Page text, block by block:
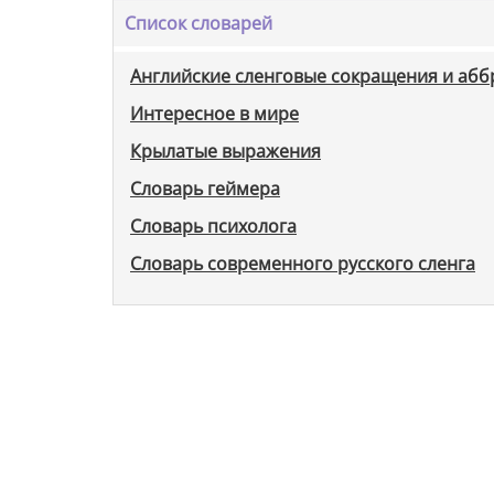
Список словарей
Английские сленговые сокращения и
Интересное в мире
Крылатые выражения
Словарь геймера
Словарь психолога
Словарь современного русского сленга